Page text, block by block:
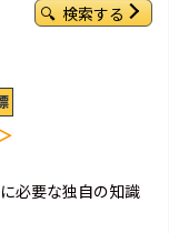
検索する
必要な独自の知識